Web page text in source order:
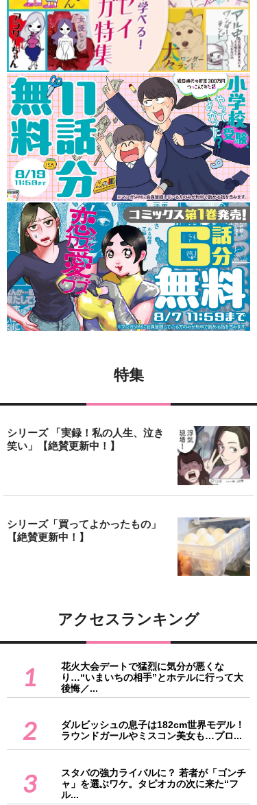
特集
シリーズ 「実録！私の人生、泣き
笑い」【絶賛更新中！】
シリーズ「買ってよかったもの」
【絶賛更新中！】
アクセスランキング
1
花火大会デートで猛烈に気分が悪くな
り…“いまいちの相手”とホテルに行って大
後悔／...
2
ダルビッシュの息子は182cm世界モデル！
ラウンドガールやミスコン美女も…プロ...
3
スタバの強力ライバルに？ 若者が「ゴンチ
ャ」を選ぶワケ。タピオカの次に来た“フ
ル...